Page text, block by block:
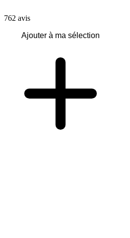
762 avis
Ajouter à ma sélection